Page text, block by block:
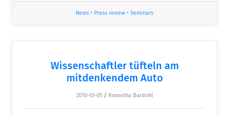
News • Press review • Seminars
Wissenschaftler tüfteln am
mitdenkendem Auto
2010-10-05 / Roswitha Bardohl